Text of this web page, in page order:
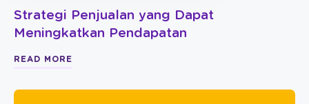
Strategi Penjualan yang Dapat
Meningkatkan Pendapatan
READ MORE